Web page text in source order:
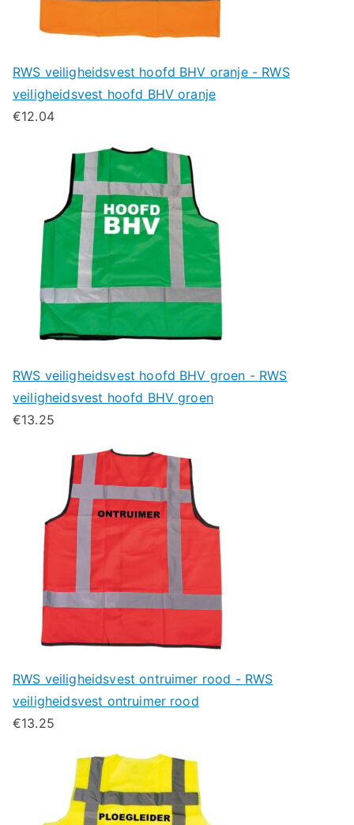
RWS veiligheidsvest hoofd BHV oranje - RWS
veiligheidsvest hoofd BHV oranje
€12.04
RWS veiligheidsvest hoofd BHV groen - RWS
veiligheidsvest hoofd BHV groen
€13.25
RWS veiligheidsvest ontruimer rood - RWS
veiligheidsvest ontruimer rood
€13.25